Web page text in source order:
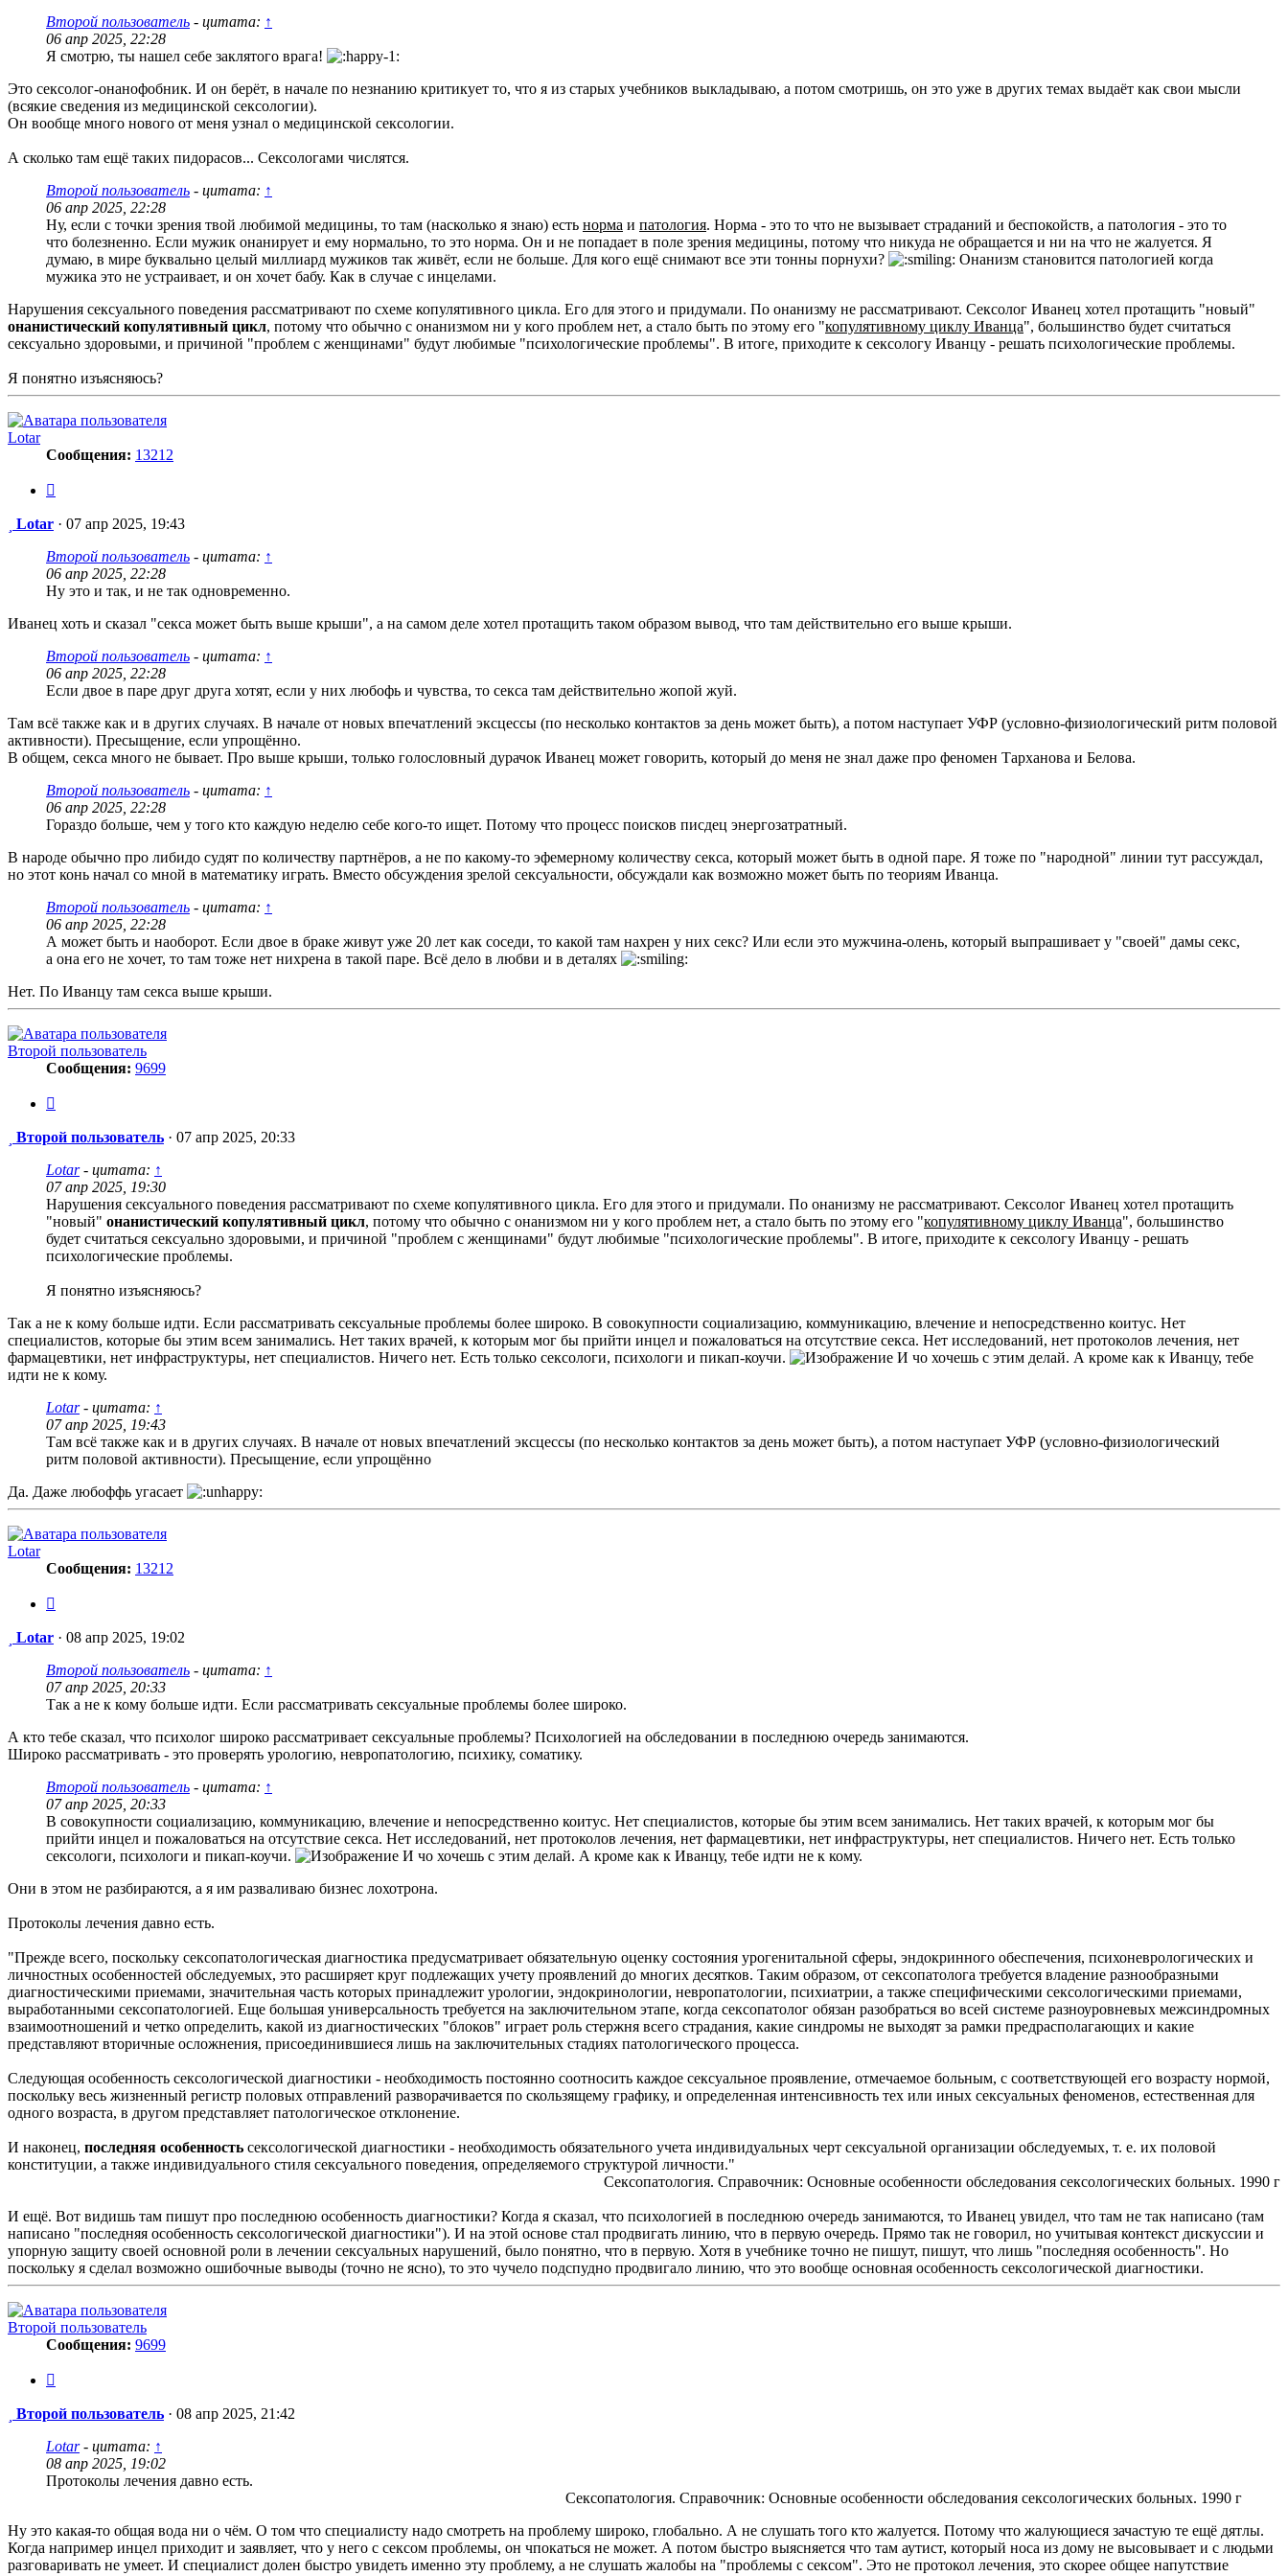
Второй пользователь - цитата: ↑
06 апр 2025, 22:28
Я смотрю, ты нашел себе заклятого врага!
Это сексолог-онанофобник. И он берёт, в начале по незнанию критикует то, что я из старых учебников выкладываю, а потом смотришь, он это уже в других темах выдаёт как свои мысли
(всякие сведения из медицинской сексологии).
Он вообще много нового от меня узнал о медицинской сексологии.
А сколько там ещё таких пидорасов... Сексологами числятся.
Второй пользователь - цитата: ↑
06 апр 2025, 22:28
Ну, если с точки зрения твой любимой медицины, то там (насколько я знаю) есть норма и патология. Норма - это то что не вызывает страданий и беспокойств, а патология - это то
что болезненно. Если мужик онанирует и ему нормально, то это норма. Он и не попадает в поле зрения медицины, потому что никуда не обращается и ни на что не жалуется. Я
думаю, в мире буквально целый миллиард мужиков так живёт, если не больше. Для кого ещё снимают все эти тонны порнухи?
Онанизм становится патологией когда
мужика это не устраивает, и он хочет бабу. Как в случае с инцелами.
Нарушения сексуального поведения рассматривают по схеме копулятивного цикла. Его для этого и придумали. По онанизму не рассматривают. Сексолог Иванец хотел протащить "новый"
онанистический копулятивный цикл, потому что обычно с онанизмом ни у кого проблем нет, а стало быть по этому его "копулятивному циклу Иванца", большинство будет считаться
сексуально здоровыми, и причиной "проблем с женщинами" будут любимые "психологические проблемы". В итоге, приходите к сексологу Иванцу - решать психологические проблемы.
Я понятно изъясняюсь?
Lotar
Сообщения: 13212
Сообщение
Lotar · 07 апр 2025, 19:43
Второй пользователь - цитата: ↑
06 апр 2025, 22:28
Ну это и так, и не так одновременно.
Иванец хоть и сказал "секса может быть выше крыши", а на самом деле хотел протащить таком образом вывод, что там действительно его выше крыши.
Второй пользователь - цитата: ↑
06 апр 2025, 22:28
Если двое в паре друг друга хотят, если у них любофь и чувства, то секса там действительно жопой жуй.
Там всё также как и в других случаях. В начале от новых впечатлений эксцессы (по несколько контактов за день может быть), а потом наступает УФР (условно-физиологический ритм половой
активности). Пресыщение, если упрощённо.
В общем, секса много не бывает. Про выше крыши, только голословный дурачок Иванец может говорить, который до меня не знал даже про феномен Тарханова и Белова.
Второй пользователь - цитата: ↑
06 апр 2025, 22:28
Гораздо больше, чем у того кто каждую неделю себе кого-то ищет. Потому что процесс поисков писдец энергозатратный.
В народе обычно про либидо судят по количеству партнёров, а не по какому-то эфемерному количеству секса, который может быть в одной паре. Я тоже по "народной" линии тут рассуждал,
но этот конь начал со мной в математику играть. Вместо обсуждения зрелой сексуальности, обсуждали как возможно может быть по теориям Иванца.
Второй пользователь - цитата: ↑
06 апр 2025, 22:28
А может быть и наоборот. Если двое в браке живут уже 20 лет как соседи, то какой там нахрен у них секс? Или если это мужчина-олень, который выпрашивает у "своей" дамы секс,
а она его не хочет, то там тоже нет нихрена в такой паре. Всё дело в любви и в деталях
Нет. По Иванцу там секса выше крыши.
Второй пользователь
Сообщения: 9699
Сообщение
Второй пользователь · 07 апр 2025, 20:33
Lotar- цитата: ↑
07 апр 2025, 19:30
Нарушения сексуального поведения рассматривают по схеме копулятивного цикла. Его для этого и придумали. По онанизму не рассматривают. Сексолог Иванец хотел протащить
"новый" онанистический копулятивный цикл, потому что обычно с онанизмом ни у кого проблем нет, а стало быть по этому его "копулятивному циклу Иванца", большинство
будет считаться сексуально здоровыми, и причиной "проблем с женщинами" будут любимые "психологические проблемы". В итоге, приходите к сексологу Иванцу - решать
психологические проблемы.
Я понятно изъясняюсь?
Так а не к кому больше идти. Если рассматривать сексуальные проблемы более широко. В совокупности социализацию, коммуникацию, влечение и непосредственно коитус. Нет
специалистов, которые бы этим всем занимались. Нет таких врачей, к которым мог бы прийти инцел и пожаловаться на отсутствие секса. Нет исследований, нет протоколов лечения, нет
фармацевтики, нет инфраструктуры, нет специалистов. Ничего нет. Есть только сексологи, психологи и пикап-коучи.
И чо хочешь с этим делай. А кроме как к Иванцу, тебе
идти не к кому.
Lotar- цитата: ↑
07 апр 2025, 19:43
Там всё также как и в других случаях. В начале от новых впечатлений эксцессы (по несколько контактов за день может быть), а потом наступает УФР (условно-физиологический
ритм половой активности). Пресыщение, если упрощённо
Да. Даже любоффь угасает
Lotar
Сообщения: 13212
Сообщение
Lotar · 08 апр 2025, 19:02
Второй пользователь - цитата: ↑
07 апр 2025, 20:33
Так а не к кому больше идти. Если рассматривать сексуальные проблемы более широко.
А кто тебе сказал, что психолог широко рассматривает сексуальные проблемы? Психологией на обследовании в последнюю очередь занимаются.
Широко рассматривать - это проверять урологию, невропатологию, психику, соматику.
Второй пользователь - цитата: ↑
07 апр 2025, 20:33
В совокупности социализацию, коммуникацию, влечение и непосредственно коитус. Нет специалистов, которые бы этим всем занимались. Нет таких врачей, к которым мог бы
прийти инцел и пожаловаться на отсутствие секса. Нет исследований, нет протоколов лечения, нет фармацевтики, нет инфраструктуры, нет специалистов. Ничего нет. Есть только
сексологи, психологи и пикап-коучи.
И чо хочешь с этим делай. А кроме как к Иванцу, тебе идти не к кому.
Они в этом не разбираются, а я им разваливаю бизнес лохотрона.
Протоколы лечения давно есть.
"Прежде всего, поскольку сексопатологическая диагностика предусматривает обязательную оценку состояния урогенитальной сферы, эндокринного обеспечения, психоневрологических и
личностных особенностей обследуемых, это расширяет круг подлежащих учету проявлений до многих десятков. Таким образом, от сексопатолога требуется владение разнообразными
диагностическими приемами, значительная часть которых принадлежит урологии, эндокринологии, невропатологии, психиатрии, а также специфическими сексологическими приемами,
выработанными сексопатологией. Еще большая универсальность требуется на заключительном этапе, когда сексопатолог обязан разобраться во всей системе разноуровневых межсиндромных
взаимоотношений и четко определить, какой из диагностических "блоков" играет роль стержня всего страдания, какие синдромы не выходят за рамки предрасполагающих и какие
представляют вторичные осложнения, присоединившиеся лишь на заключительных стадиях патологического процесса.
Следующая особенность сексологической диагностики - необходимость постоянно соотносить каждое сексуальное проявление, отмечаемое больным, с соответствующей его возрасту нормой,
поскольку весь жизненный регистр половых отправлений разворачивается по скользящему графику, и определенная интенсивность тех или иных сексуальных феноменов, естественная для
одного возраста, в другом представляет патологическое отклонение.
И наконец, последняя особенность сексологической диагностики - необходимость обязательного учета индивидуальных черт сексуальной организации обследуемых, т. е. их половой
конституции, а также индивидуального стиля сексуального поведения, определяемого структурой личности."
Сексопатология. Справочник: Основные особенности обследования сексологических больных. 1990 г
И ещё. Вот видишь там пишут про последнюю особенность диагностики? Когда я сказал, что психологией в последнюю очередь занимаются, то Иванец увидел, что там не так написано (там
написано "последняя особенность сексологической диагностики"). И на этой основе стал продвигать линию, что в первую очередь. Прямо так не говорил, но учитывая контекст дискуссии и
упорную защиту своей основной роли в лечении сексуальных нарушений, было понятно, что в первую. Хотя в учебнике точно не пишут, пишут, что лишь "последняя особенность". Но
поскольку я сделал возможно ошибочные выводы (точно не ясно), то это чучело подспудно продвигало линию, что это вообще основная особенность сексологической диагностики.
Второй пользователь
Сообщения: 9699
Сообщение
Второй пользователь · 08 апр 2025, 21:42
Lotar- цитата: ↑
08 апр 2025, 19:02
Протоколы лечения давно есть.
Сексопатология. Справочник: Основные особенности обследования сексологических больных. 1990 г
Ну это какая-то общая вода ни о чём. О том что специалисту надо смотреть на проблему широко, глобально. А не слушать того кто жалуется. Потому что жалующиеся зачастую те ещё дятлы.
Когда например инцел приходит и заявляет, что у него с сексом проблемы, он чпокаться не может. А потом быстро выясняется что там аутист, который носа из дому не высовывает и с людьми
разговаривать не умеет. И специалист долен быстро увидеть именно эту проблему, а не слушать жалобы на "проблемы с сексом". Это не протокол лечения, это скорее общее напутствие